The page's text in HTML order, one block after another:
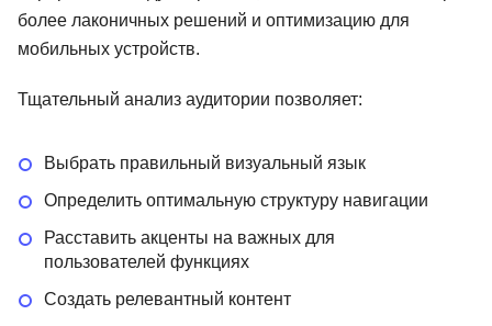
более лаконичных решений и оптимизацию для
мобильных устройств.
Тщательный анализ аудитории позволяет:
Выбрать правильный визуальный язык
Определить оптимальную структуру навигации
Расставить акценты на важных для
пользователей функциях
Создать релевантный контент